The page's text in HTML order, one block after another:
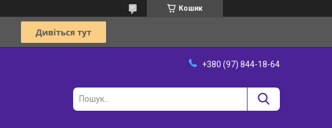
Кошик
+380 (97) 844-18-64